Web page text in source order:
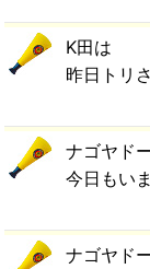
K田は
昨日トリ
ナゴヤド
今日もい
ナゴヤド